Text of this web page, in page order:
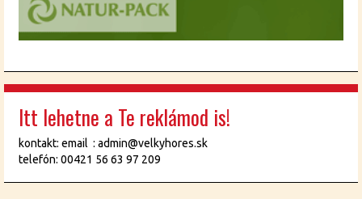
Itt lehetne a Te reklámod is!
kontakt: email : admin@velkyhores.sk
telefón: 00421 56 63 97 209